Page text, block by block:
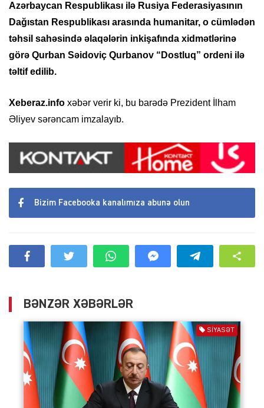
Azərbaycan Respublikası ilə Rusiya Federasiyasının
Dağıstan Respublikası arasında humanitar, o cümlədən
təhsil sahəsində əlaqələrin inkişafında xidmətlərinə
görə Qurban Səidoviç Qurbanov “Dostluq” ordeni ilə
təltif edilib.
Xeberaz.info xəbər verir ki, bu barədə Prezident İlham
Əliyev sərəncam imzalayıb.
Bizim Facebooka kanalımıza abunə olun
BƏNZƏR XƏBƏRLƏR
SIYASƏT